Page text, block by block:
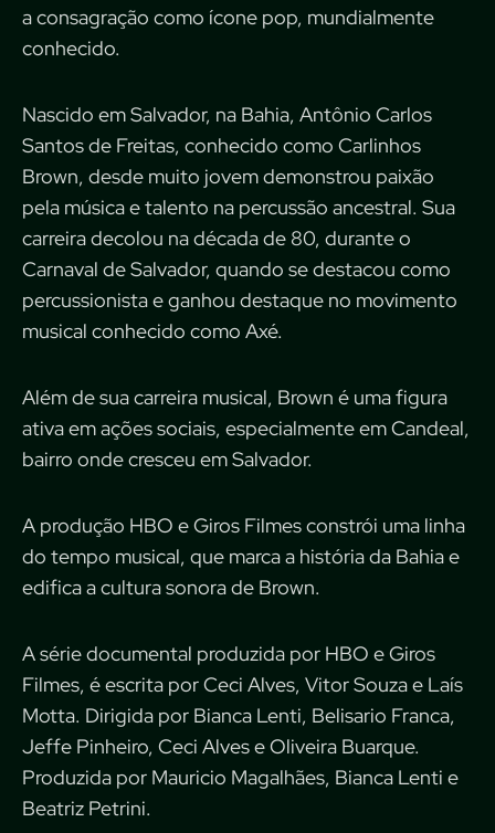
a consagração como ícone pop, mundialmente
conhecido.
Nascido em Salvador, na Bahia, Antônio Carlos
Santos de Freitas, conhecido como Carlinhos
Brown, desde muito jovem demonstrou paixão
pela música e talento na percussão ancestral. Sua
carreira decolou na década de 80, durante o
Carnaval de Salvador, quando se destacou como
percussionista e ganhou destaque no movimento
musical conhecido como Axé.
Além de sua carreira musical, Brown é uma figura
ativa em ações sociais, especialmente em Candeal,
bairro onde cresceu em Salvador.
A produção HBO e Giros Filmes constrói uma linha
do tempo musical, que marca a história da Bahia e
edifica a cultura sonora de Brown.
A série documental produzida por HBO e Giros
Filmes, é escrita por Ceci Alves, Vitor Souza e Laís
Motta. Dirigida por Bianca Lenti, Belisario Franca,
Jeffe Pinheiro, Ceci Alves e Oliveira Buarque.
Produzida por Mauricio Magalhães, Bianca Lenti e
Beatriz Petrini.